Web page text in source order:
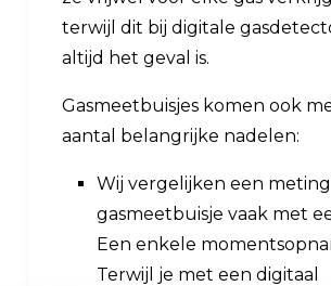
terwijl dit bij digitale
altijd het geval is.
Gasmeetbuisjes komen ook
aantal belangrijke nadelen:
Wij vergelijken een
gasmeetbuisje vaak met
Een enkele
Terwijl je met een digitaal